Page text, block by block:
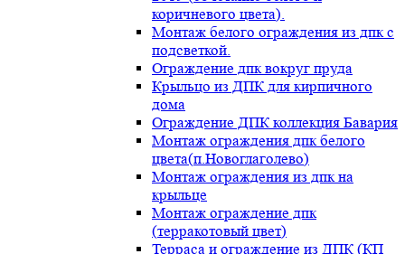
коричневого цвета).
Монтаж белого ограждения из дпк с
подсветкой.
Ограждение дпк вокруг пруда
Крыльцо из ДПК для кирпичного
дома
Ограждение ДПК коллекция Бавария
Монтаж ограждения дпк белого
цвета(п.Новоглаголево)
Монтаж ограждения из дпк на
крыльце
Монтаж ограждение дпк
(терракотовый цвет)
Терраса и ограждение из ДПК (КП